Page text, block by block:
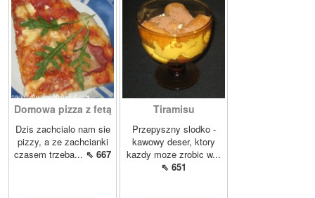
Domowa pizza z fetą
Dzis zachcialo nam sie
pizzy, a ze zachcianki
czasem trzeba... ⇖ 667
Tiramisu
Przepyszny slodko -
kawowy deser, ktory
kazdy moze zrobic w...
⇖ 651